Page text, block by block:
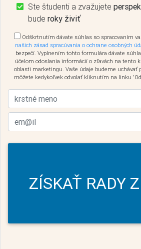
Ste študenti a zvažujete
bude roky živiť
Odškrtnutím dávate súhlas so spracovaním
našich zásad spracúvania o ochrane osobných
bezpečí. Vyplnením tohto formulára dávate
účelom odoslania informácií o zľavách na tento
oblasti marketingu. Vaše údaje budeme uchávať
môžete kedykoľvek odvolať kliknutím na linku
ZÍSKAŤ RADY